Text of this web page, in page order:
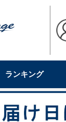
ランキング